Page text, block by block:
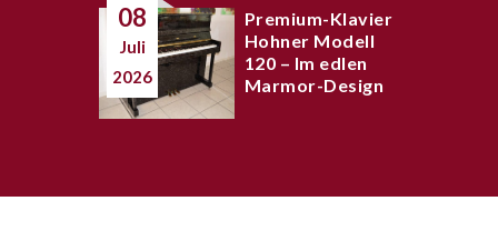
08
Juli
2026
Premium-Klavier
Hohner Modell
120 – Im edlen
Marmor-Design